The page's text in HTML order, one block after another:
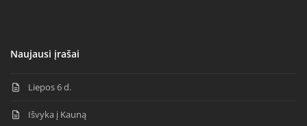
Naujausi įrašai
Liepos 6 d.
Išvyka į Kauną